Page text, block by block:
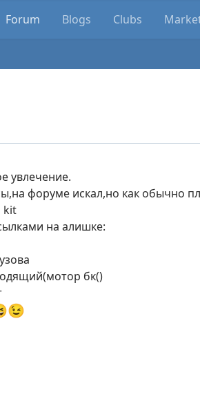
Forum Blogs Clubs
увлечение.
форуме искал,но как обычно
kit
на алишке:
бк()
😉